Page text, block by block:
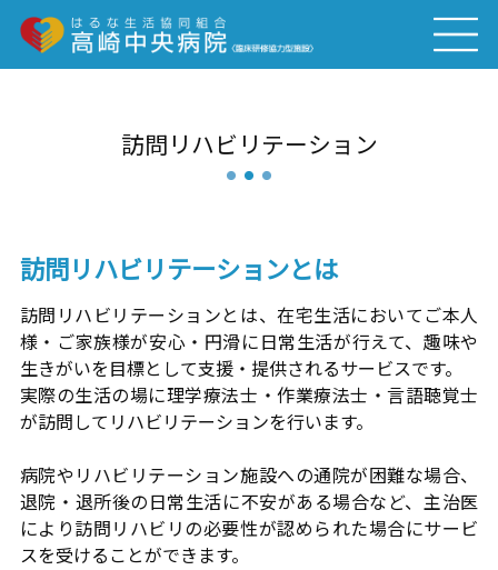
訪問リハビリテーション
訪問リハビリテーションとは
訪問リハビリテーションとは、在宅生活においてご本人
様・ご家族様が安心・円滑に日常生活が行えて、趣味や
生きがいを目標として支援・提供されるサービスです。
実際の生活の場に理学療法士・作業療法士・言語聴覚士
が訪問してリハビリテーションを行います。
病院やリハビリテーション施設への通院が困難な場合、
退院・退所後の日常生活に不安がある場合など、主治医
により訪問リハビリの必要性が認められた場合にサービ
スを受けることができます。